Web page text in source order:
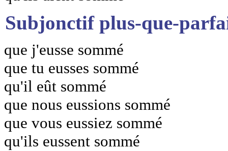
Subjonctif plus-que-
que j'eusse sommé
que tu eusses sommé
qu'il eût sommé
que nous eussions sommé
que vous eussiez sommé
qu'ils eussent sommé